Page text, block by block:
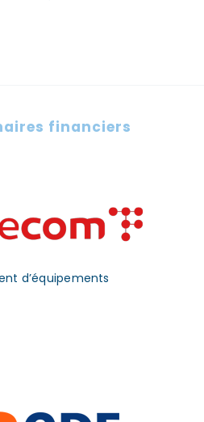
financiers
d’équipements